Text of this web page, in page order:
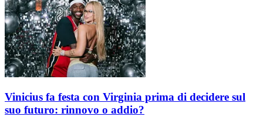
Vinicius fa festa con Virginia prima di decidere sul
suo futuro: rinnovo o addio?